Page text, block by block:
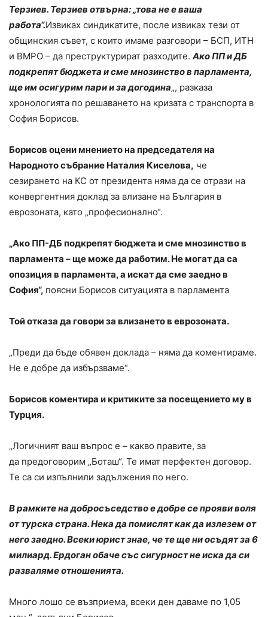
Терзиев. Терзиев отвърна: „това не е ваша
работа“.Извиках синдикатите, после извиках тези от
общинския съвет, с които имаме разговори – БСП, ИТН
и ВМРО – да преструктурират разходите. Ако ПП и ДБ
подкрепят бюджета и сме мнозинство в парламента,
ще им осигурим пари и за догодина„, разказа
хронологията по решаването на кризата с транспорта в
София Борисов.
Борисов оцени мнението на председателя на
Народното събрание Наталия Киселова, че
сезирането на КС от президента няма да се отрази на
конвергентния доклад за влизане на България в
еврозоната, като „професионално“.
„Ако ПП-ДБ подкрепят бюджета и сме мнозинство в
парламента – ще може да работим. Не могат да са
опозиция в парламента, а искат да сме заедно в
София“, поясни Борисов ситуацията в парламента
Той отказа да говори за влизането в еврозоната.
„Преди да бъде обявен доклада – няма да коментираме.
Не е добре да избързваме“.
Борисов коментира и критиките за посещението му в
Турция.
„Логичният ваш въпрос е – какво правите, за
да предоговорим „Боташ“. Те имат перфектен договор.
Те са си изпълнили задължения по него.
В рамките на добросъседство е добре се прояви воля
от турска страна. Нека да помислят как да излезем от
него заедно. Всеки юрист знае, че те ще ни осъдят за 6
милиард. Ердоган обаче със сигурност не иска да си
разваляме отношенията.
Много лошо се възприема, всеки ден даваме по 1,05